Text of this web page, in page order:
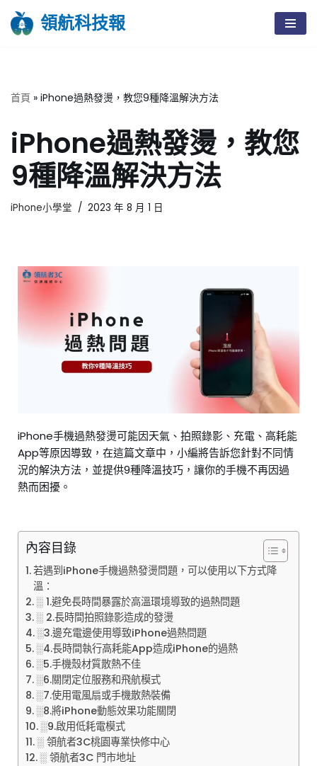
Skip
領航科技報
首頁 » iPhone過熱發燙，教您9種降溫解決方法
iPhone過熱發燙，教您
9種降溫解決方法
iPhone小學堂 2023 年 8 月 1 日
iPhone手機過熱發燙可能因天氣、拍照錄影、充電、高耗能
App等原因導致，在這篇文章中，小編將告訴您針對不同情
況的解決方法，並提供9種降溫技巧，讓你的手機不再因過
熱而困擾。
內容目錄
若遇到iPhone手機過熱發燙問題，可以使用以下方式降
溫：
░ 1.避免長時間暴露於高溫環境導致的過熱問題
░ 2.長時間拍照錄影造成的發燙
░3.邊充電邊使用導致iPhone過熱問題
░4.長時間執行高耗能App造成iPhone的過熱
░5.手機殼材質散熱不佳
░6.關閉定位服務和飛航模式
░7.使用電風扇或手機散熱裝備
░8.將iPhone動態效果功能關閉
░9.啟用低耗電模式
░ 領航者3C桃園專業快修中心
░ 領航者3C 門市地址